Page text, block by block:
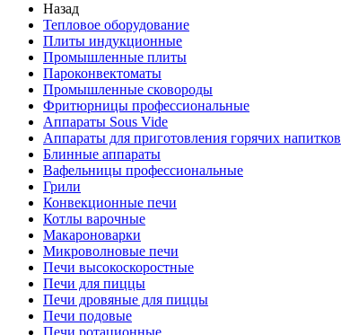
Назад
Тепловое оборудование
Плиты индукционные
Промышленные плиты
Пароконвектоматы
Промышленные сковороды
Фритюрницы профессиональные
Аппараты Sous Vide
Аппараты для приготовления горячих напитков
Блинные аппараты
Вафельницы профессиональные
Грили
Конвекционные печи
Котлы варочные
Макароноварки
Микроволновые печи
Печи высокоскоростные
Печи для пиццы
Печи дровяные для пиццы
Печи подовые
Печи ротационные